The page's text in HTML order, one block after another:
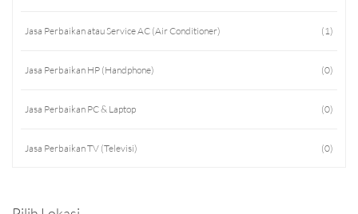
Jasa Perbaikan atau Service AC (Air Conditioner) (1)
Jasa Perbaikan HP (Handphone) (0)
Jasa Perbaikan PC & Laptop (0)
Jasa Perbaikan TV (Televisi) (0)